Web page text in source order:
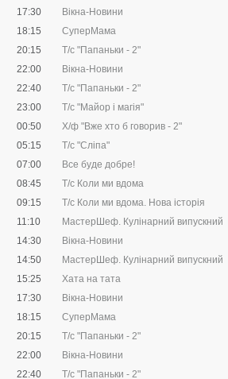
17:30
Вікна-Новини
18:15
СуперМама
20:15
Т/с "Папаньки - 2"
22:00
Вікна-Новини
22:40
Т/с "Папаньки - 2"
23:00
Т/с "Майор і магія"
00:50
Х/ф "Вже хто б говорив - 2"
05:15
Т/с "Сліпа"
07:00
Все буде добре!
08:45
Т/с Коли ми вдома
09:15
Т/с Коли ми вдома. Нова історія
11:10
МастерШеф. Кулінарний випускний
14:30
Вікна-Новини
14:50
МастерШеф. Кулінарний випускний
15:25
Хата на тата
17:30
Вікна-Новини
18:15
СуперМама
20:15
Т/с "Папаньки - 2"
22:00
Вікна-Новини
22:40
Т/с "Папаньки - 2"